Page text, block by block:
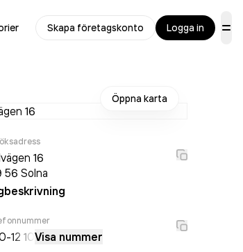
Skapa företagskonto Logga in
Öppna karta
16
56 Solna
12 10Visa nummer